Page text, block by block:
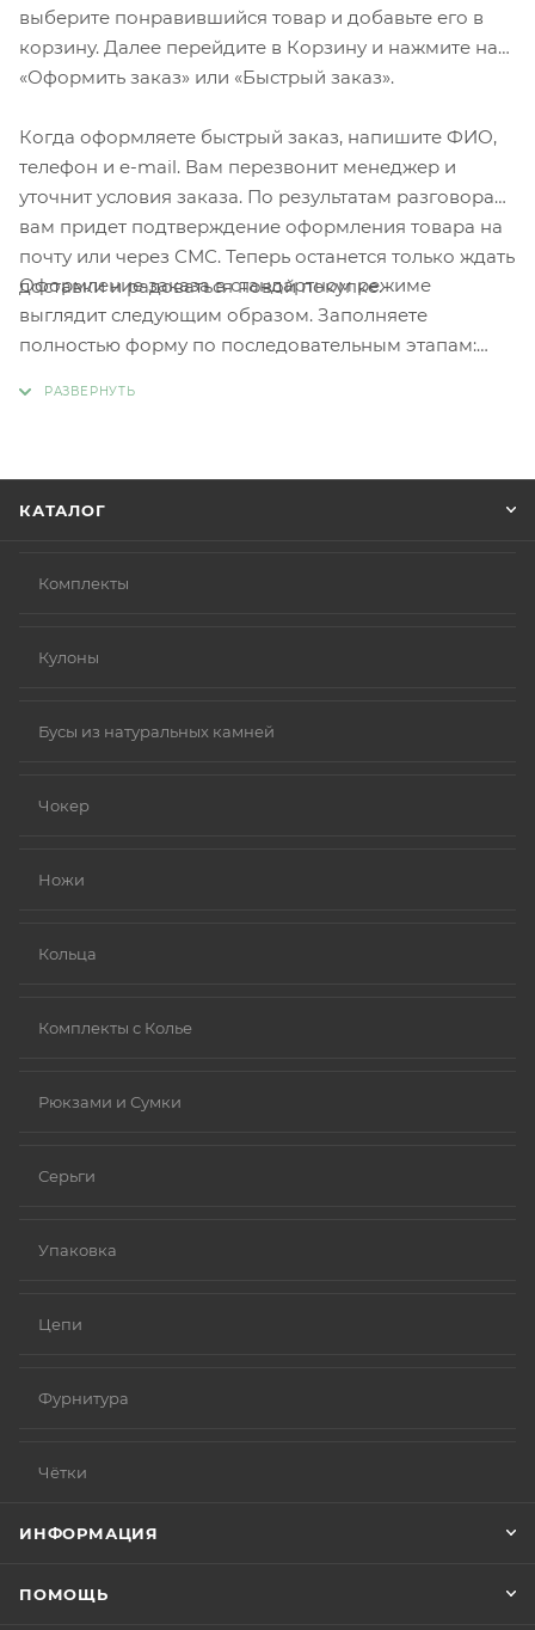
выберите понравившийся товар и добавьте его в
корзину. Далее перейдите в Корзину и нажмите на
«Оформить заказ» или «Быстрый заказ».
Когда оформляете быстрый заказ, напишите ФИО,
телефон и e-mail. Вам перезвонит менеджер и
уточнит условия заказа. По результатам разговора
вам придет подтверждение оформления товара на
почту или через СМС. Теперь останется только ждать
доставки и радоваться новой покупке.
Оформление заказа в стандартном режиме
выглядит следующим образом. Заполняете
полностью форму по последовательным этапам:
КАТАЛОГ
Комплекты
Кулоны
Бусы из натуральных камней
Чокер
Ножи
Кольца
Комплекты с Колье
Рюкзами и Сумки
Серьги
Упаковка
Цепи
Фурнитура
Чётки
ИНФОРМАЦИЯ
ПОМОЩЬ